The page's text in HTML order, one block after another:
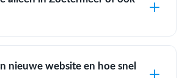
nieuwe website en hoe snel